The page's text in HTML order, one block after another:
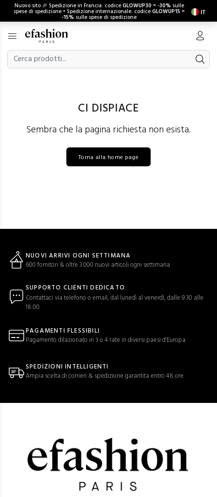
Nuovo sito 🎉 Spedizione in Francia: codiceGLOWUP30 = -30% sulle
spese di spedizione • Spedizione internazionale: codiceGLOWUP15 =
-15% sulle spese di spedizione IT
CI DISPIACE
Sembra che la pagina richiesta non esista.
Torna alla home page
NUOVI ARRIVI OGNI SETTIMANA
600 fornitori & oltre 3.000 nuovi articoli ogni settimana
SUPPORTO CLIENTI DEDICATO
Contattaci via telefono o email, dal lunedì al venerdì, dalle 9:30 alle
18:00
PAGAMENTI FLESSIBILI
Pagamento dilazionato in 3 o 4 rate in diversi paesi d'Europa
SPEDIZIONI INTELLIGENTI
Ampia scelta di corrieri & spedizione garantita entro 48 ore